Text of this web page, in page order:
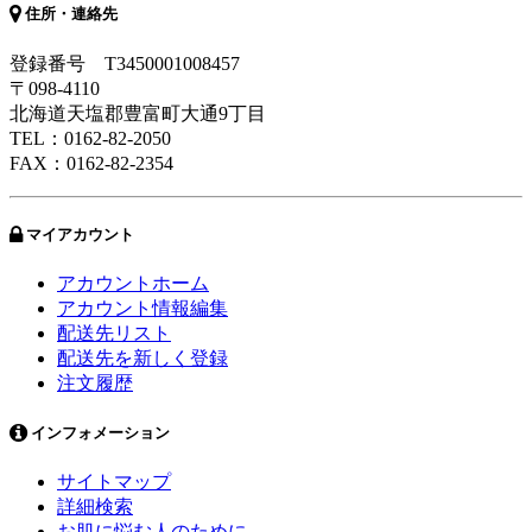
住所・連絡先
登録番号 T3450001008457
〒098-4110
北海道天塩郡豊富町大通9丁目
TEL：0162-82-2050
FAX：0162-82-2354
マイアカウント
アカウントホーム
アカウント情報編集
配送先リスト
配送先を新しく登録
注文履歴
インフォメーション
サイトマップ
詳細検索